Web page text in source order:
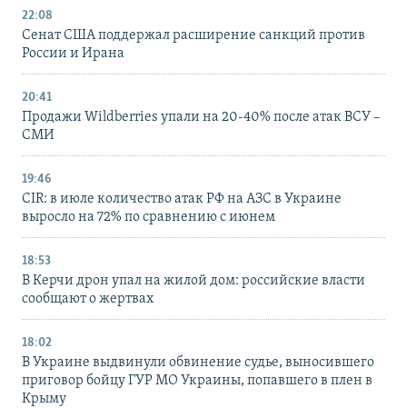
22:08
Сенат США поддержал расширение санкций против
России и Ирана
20:41
Продажи Wildberries упали на 20-40% после атак ВСУ –
СМИ
19:46
CIR: в июле количество атак РФ на АЗС в Украине
выросло на 72% по сравнению с июнем
18:53
В Керчи дрон упал на жилой дом: российские власти
сообщают о жертвах
18:02
В Украине выдвинули обвинение судье, выносившего
приговор бойцу ГУР МО Украины, попавшего в плен в
Крыму